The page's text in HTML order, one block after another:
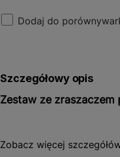
Dodaj do
Szczegółowy opis
Zestaw ze zraszaczem
Zestaw ze zraszaczem
sobie wygodę i
Zobacz więcej